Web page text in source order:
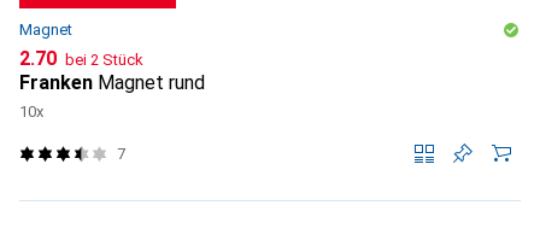
Magnet
CHF
2.70 bei 2 Stück
Franken Magnet rund
10x
7